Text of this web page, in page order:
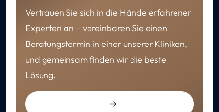
Vertrauen Sie sich in die Hände erfahrener
Experten an – vereinbaren Sie einen
Beratungstermin in einer unserer Kliniken,
und gemeinsam finden wir die beste
Lösung.